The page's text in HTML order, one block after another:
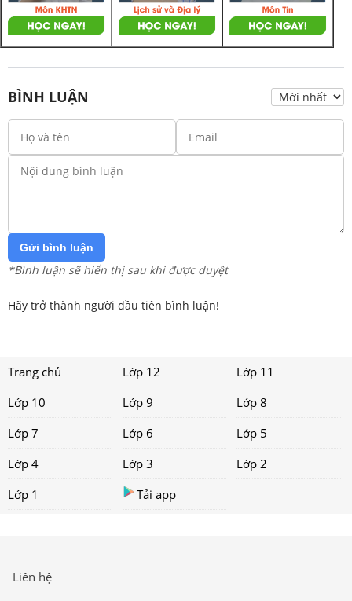
BÌNH LUẬN
Gửi bình luận
*Bình luận sẽ hiển thị sau khi được duyệt
Hãy trở thành người đầu tiên bình luận!
Trang chủ Lớp 12
Lớp 11
Lớp 10
Lớp 9
Lớp 8
Lớp 7
Lớp 6
Lớp 5
Lớp 4
Lớp 3
Lớp 2
Lớp 1
Tải app
Liên hệ